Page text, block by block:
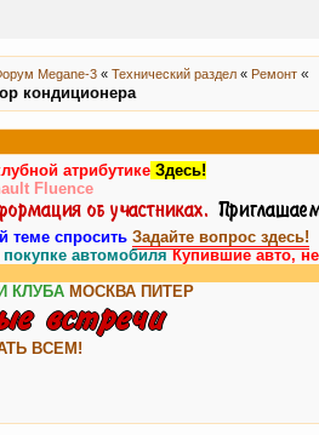
Megane-3 « Технический раздел « Ремонт «
кондиционера
атрибутике Здесь!
Fluence
теме спросить Задайте вопрос здесь!
автомобиляКупившие авто,
КЛУБА МОСКВА ПИТЕР
ВСЕМ!